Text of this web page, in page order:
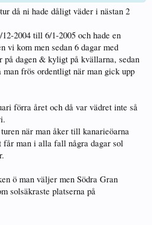
då ni hade dåligt väder i nästan 2
2004 till 6/1-2005 och hade en
vi kom men sedan 6 dagar med
på dagen & kyligt på kvällarna, sedan
frös ordentligt när man gick upp
förra året och då var vädret inte så
när man åker till kanarieöarna
får man i alla fall några dagar sol
ö man väljer men Södra Gran
solsäkraste platserna på